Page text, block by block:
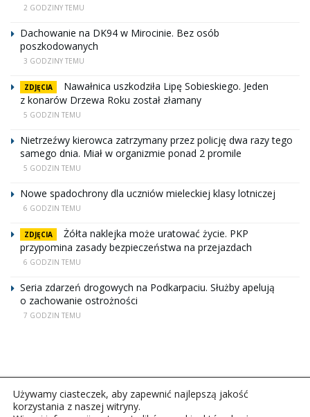
2 GODZINY TEMU
Dachowanie na DK94 w Mirocinie. Bez osób
poszkodowanych
3 GODZINY TEMU
ZDJĘCIA
Nawałnica uszkodziła Lipę Sobieskiego. Jeden
z konarów Drzewa Roku został złamany
5 GODZIN TEMU
Nietrzeźwy kierowca zatrzymany przez policję dwa razy tego
samego dnia. Miał w organizmie ponad 2 promile
5 GODZIN TEMU
Nowe spadochrony dla uczniów mieleckiej klasy lotniczej
6 GODZIN TEMU
ZDJĘCIA
Żółta naklejka może uratować życie. PKP
przypomina zasady bezpieczeństwa na przejazdach
6 GODZIN TEMU
Seria zdarzeń drogowych na Podkarpaciu. Służby apelują
o zachowanie ostrożności
7 GODZIN TEMU
Używamy ciasteczek, aby zapewnić najlepszą jakość
korzystania z naszej witryny.